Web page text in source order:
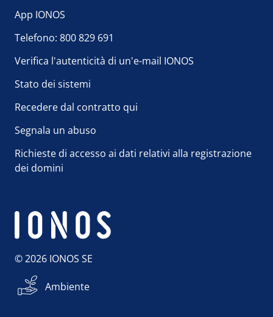
App IONOS
Telefono: 800 829 691
Verifica l'autenticità di un'e-mail IONOS
Stato dei sistemi
Recedere dal contratto qui
Segnala un abuso
Richieste di accesso ai dati relativi alla registrazione
dei domini
© 2026 IONOS SE
Ambiente